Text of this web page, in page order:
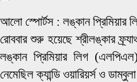
আলো স্পোর্টস : লঙ্কান প্রিমিয়ার
রোববার শুরু হয়েছে শ্রীলঙ্কার
লঙ্কান প্রিমিয়ার লিগ
নেমেছিল ক্যান্ডি ওয়ারিয়র্স ও